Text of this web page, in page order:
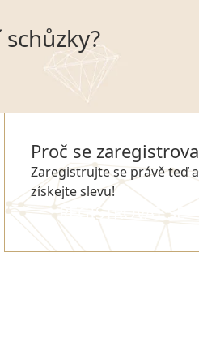
Proč se
Zaregistrujte se právě teď a
získejte slevu!
REGISTROVAT SE